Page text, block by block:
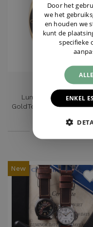
PANERAI
Luminor Submersible
GoldTech 42MM Rose
New
Door het
we het
en houden we
kunt de
specifieke
ENKEL